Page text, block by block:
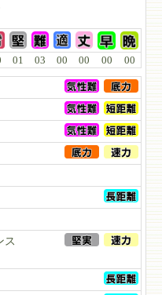
01 03 00 00 00 00
ス